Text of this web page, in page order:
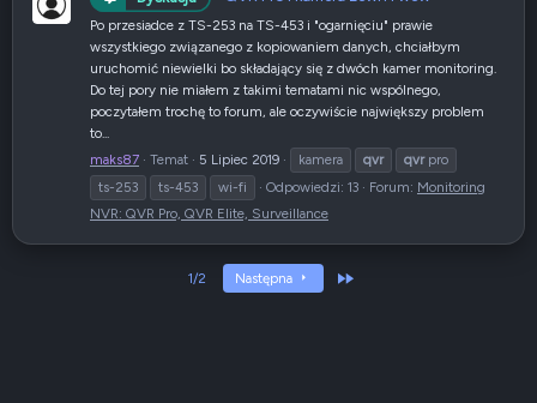
Po przesiadce z TS-253 na TS-453 i "ogarnięciu" prawie
wszystkiego związanego z kopiowaniem danych, chciałbym
uruchomić niewielki bo składający się z dwóch kamer monitoring.
Do tej pory nie miałem z takimi tematami nic wspólnego,
poczytałem trochę to forum, ale oczywiście największy problem
to...
maks87
Temat 5 Lipiec 2019 kamera qvr qvrpro
ts-253
ts-453 wi-fi Odpowiedzi: 13 Forum: Monitoring
NVR: QVR Pro, QVR Elite, Surveillance
1/2 Następna